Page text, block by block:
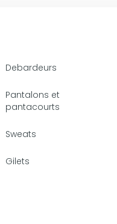
Debardeurs
Pantalons et
pantacourts
Sweats
Gilets